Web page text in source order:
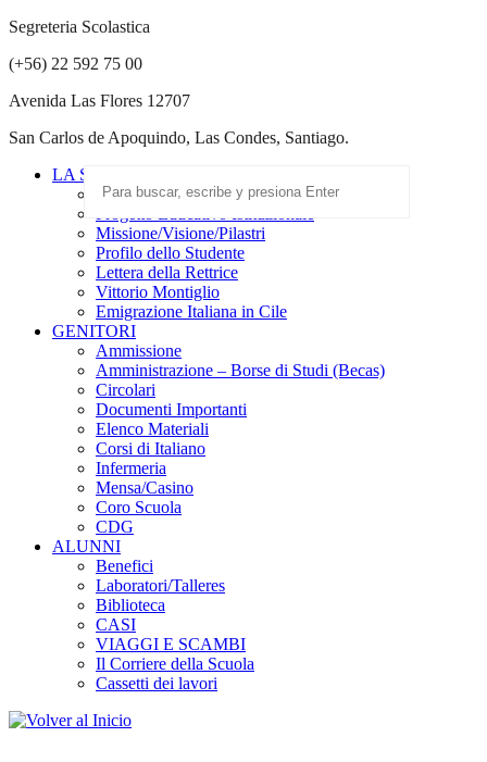
Segreteria Scolastica
(+56) 22 592 75 00
Avenida Las Flores 12707
San Carlos de Apoquindo, Las Condes, Santiago.
LA SCUOLA
Scuola Paritaria
Missione/Visione/Pilastri
Profilo dello Studente
Lettera della Rettrice
Vittorio Montiglio
Emigrazione Italiana in Cile
GENITORI
Ammissione
Amministrazione – Borse di Studi (Becas)
Circolari
Documenti Importanti
Elenco Materiali
Corsi di Italiano
Infermeria
Mensa/Casino
Coro Scuola
CDG
ALUNNI
Benefici
Laboratori/Talleres
Biblioteca
CASI
VIAGGI E SCAMBI
Il Corriere della Scuola
Cassetti dei lavori